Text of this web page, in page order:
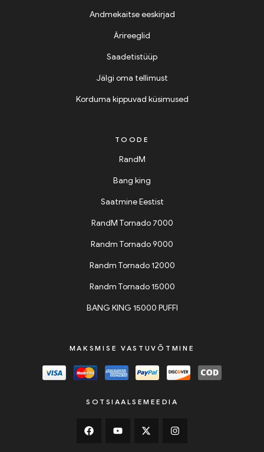
Andmekaitse eeskirjad
Ärireeglid
Saadetistüüp
Jälgi oma tellimust
Korduma kippuvad küsimused
TOODE
RandM
Bang king
Saatmine Eestist
RandM Tornado 7000
Randm Tornado 9000
Randm Tornado 12000
Randm Tornado 15000
BANG KING 15000 PUFFI
MAKSMISE VASTUVÕTMINE
SOTSIAALSEMEEDIA